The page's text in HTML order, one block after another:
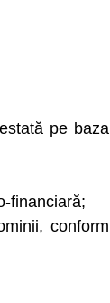
pe baza
financiară;
conform